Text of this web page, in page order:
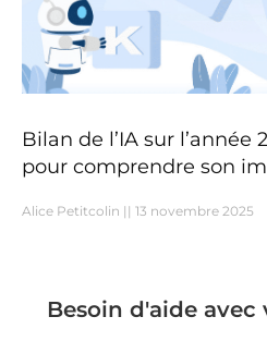
Bilan de l’IA sur l’année
pour comprendre son
Alice Petitcolin 13 novembre 2025
Besoin d'aide avec